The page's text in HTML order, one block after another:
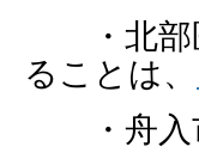
・北部医
ることは、
・舟入